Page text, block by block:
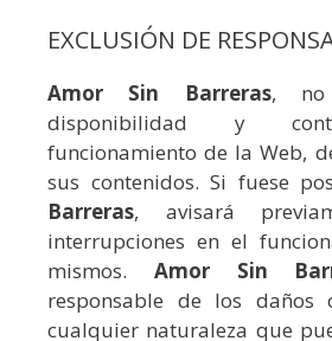
EXCLUSIÓN DE
Amor Sin Barreras, no
disponibilidad y
funcionamiento de la Web,
sus contenidos. Si fuese
Barreras, avisará
interrupciones en el
mismos. Amor Sin
responsable de los daños
cualquier naturaleza que